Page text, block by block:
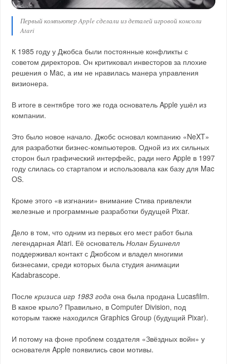
Первый компьютер Apple сделали из деталей игровой консоли
Atari
К 1985 году у Джобса были постоянные конфликты с
советом директоров. Он критиковал инвесторов за плохие
решения о Mac, а им не нравилась манера управления
визионера.
В итоге в сентябре того же года основатель Apple ушёл из
компании.
Это было новое начало. Джобс основал компанию «NeXT»
для разработки бизнес‑компьютеров. Одной из их сильных
сторон был графический интерфейс, ради него Apple в 1997
году слилась со стартапом и использовала как базу для Mac
OS.
Кроме этого «в изгнании» внимание Стива привлекли
железные и программные разработки будущей Pixar.
Дело в том, что одним из первых его мест работ была
легендарная Atari. Её основательНолан Бушнелл
поддерживал контакт с Джобсом и владел многими
бизнесами, среди которых была студия анимации
Kadabrascope.
Послекризиса игр 1983 года она была продана Lucasfilm.
В какое крыло? Правильно, в Computer Division, под
которым также находился Graphics Group (будущий Pixar).
И потому на фоне проблем создателя «Звёздных войн» у
основателя Apple появились свои мотивы.